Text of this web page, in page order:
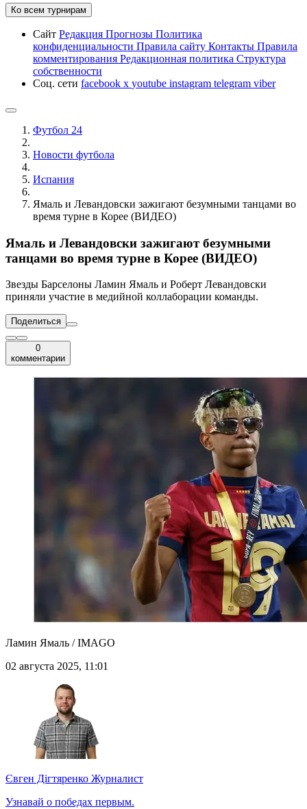
Ко всем турнирам
Сайт Редакция Прогнозы Политика
конфиденциальности Правила сайту Контакты Правила
комментирования Редакционная политика Структура
собственности
Соц. сети facebook x youtube instagram telegram viber
Футбол 24
Новости футбола
Испания
Ямаль и Левандовски зажигают безумными танцами во
время турне в Корее (ВИДЕО)
Ямаль и Левандовски зажигают безумными
танцами во время турне в Корее (ВИДЕО)
Звезды Барселоны Ламин Ямаль и Роберт Левандовски
приняли участие в медийной коллаборации команды.
Поделиться
0
комментарии
Ламин Ямаль / IMAGO
02 августа 2025, 11:01
Євген Дігтяренко Журналист
Узнавай о победах первым.